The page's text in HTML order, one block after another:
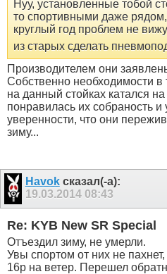
Нуу, установленные тобой
то спортивными даже
круглый год проблем не
из старых сделать
Производителем они
Собственно необходимости в
на данный стойках катался
понравилась их собраность и
уверенности, что они
зиму...
Havokсказал(-а):
19.03.2014 08:43
Re: KYB New SR Special
Отъездил зиму, не умерли.
Увы спортом от них не
16р на ветер. Перешел